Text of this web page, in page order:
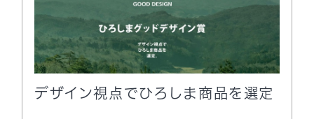
デザイン視点でひろしま商品を選定